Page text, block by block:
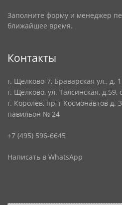
Заполните форму и менеджер
ближайшее время.
Контакты
г. Щелково-7, Браварская ул., д.
г. Щелково, ул. Талсинская,
г. Королев, пр-т Космонавтов д.
павильон № 24
+7 (495) 596-6645
Написать в WhatsApp